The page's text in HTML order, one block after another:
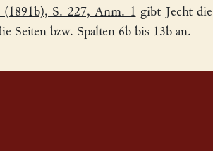
(1891b), S. 227, Anm. 1 gibt Jecht die
Seiten bzw. Spalten 6b bis 13b an.